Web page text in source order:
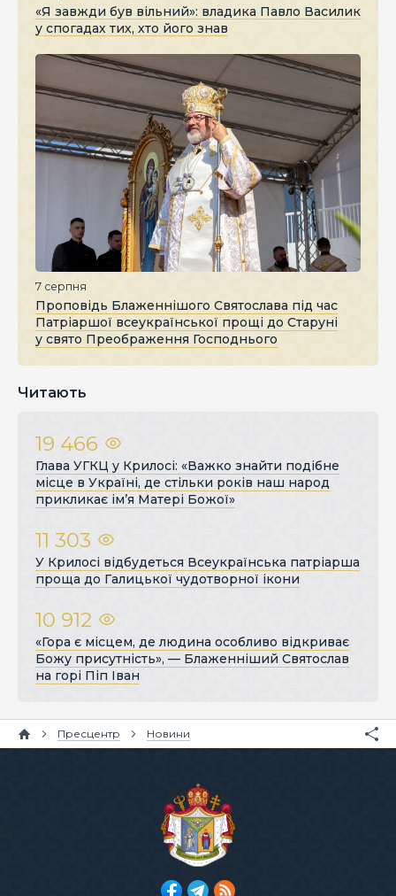
«Я завжди був вільний»: владика Павло Василик
у спогадах тих, хто його знав
7 серпня
Проповідь Блаженнішого Святослава під час
Патріаршої всеукраїнської прощі до Старуні
у свято Преображення Господнього
Читають
19 466
Глава УГКЦ у Крилосі: «Важко знайти подібне
місце в Україні, де стільки років наш народ
прикликає ім’я Матері Божої»
11 303
У Крилосі відбудеться Всеукраїнська патріарша
проща до Галицької чудотворної ікони
10 912
«Гора є місцем, де людина особливо відкриває
Божу присутність», — Блаженніший Святослав
на горі Піп Іван
Пресцентр Новини